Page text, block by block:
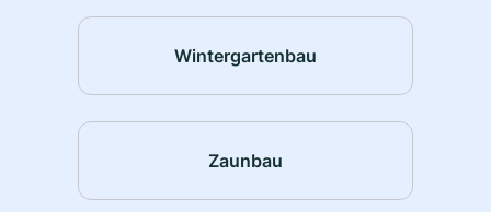
Wintergartenbau
Zaunbau